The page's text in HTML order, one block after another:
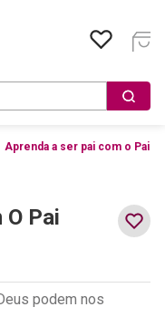
Aprenda a ser pai com o Pai
O Pai
podem nos